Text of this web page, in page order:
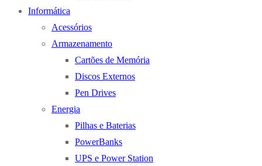
Informática
Acessórios
Armazenamento
Cartões de Memória
Discos Externos
Pen Drives
Energia
Pilhas e Baterias
PowerBanks
UPS e Power Station